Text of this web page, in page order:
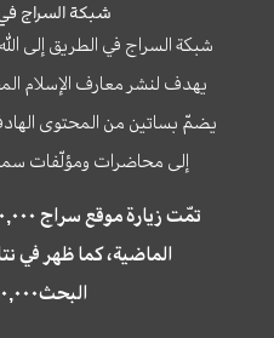
شبكة السراج في
شبكة السراج في الطريق إلى
يهدف لنشر معارف الإسلام
يضمّ بساتين من المحتوى
إلى محاضرات ومؤلّفات
الماضية، كما ظهر في
البحث٢٢,٢٩٠,٠٠٠ مرّة.